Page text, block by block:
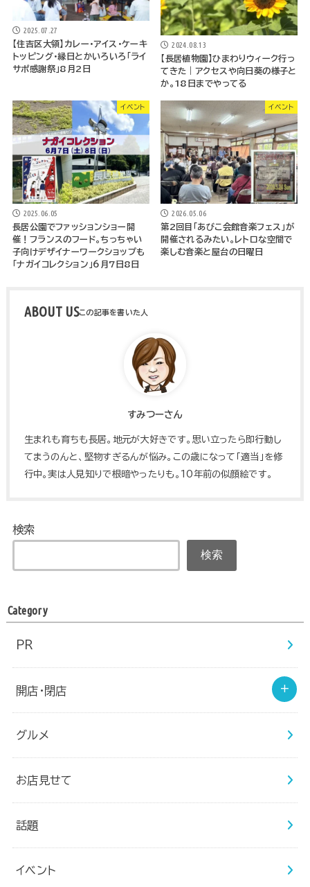
2025.07.27
【住吉区大領】カレー・アイス・ケーキ
トッピング・縁日とかいろいろ「ライ
サポ感謝祭」8月2日
2024.08.13
【長居植物園】ひまわりウィーク行っ
てきた｜アクセスや向日葵の様子と
か。18日までやってる
イベント
2025.06.05
長居公園でファッションショー開
催！フランスのフード。ちっちゃい
子向けデザイナーワークショップも
「ナガイコレクション」6月7日8日
イベント
2026.05.06
第2回目「あびこ会館音楽フェス」が
開催されるみたい。レトロな空間で
楽しむ音楽と屋台の日曜日
ABOUT US
すみつーさん
生まれも育ちも長居。地元が大好きです。思い立ったら即行動し
てまうのんと、堅物すぎるんが悩み。この歳になって「適当」を修
行中。実は人見知りで根暗やったりも。10年前の似顔絵です。
検索
検索
Category
PR
開店・閉店
グルメ
お店見せて
話題
イベント